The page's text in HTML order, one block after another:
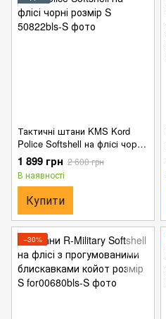
Тактичні штани KMS Kord
Police Softshell на флісі чорні
розмір S
1 899 грн 2 600 грн
В наявності
Купити
−30%